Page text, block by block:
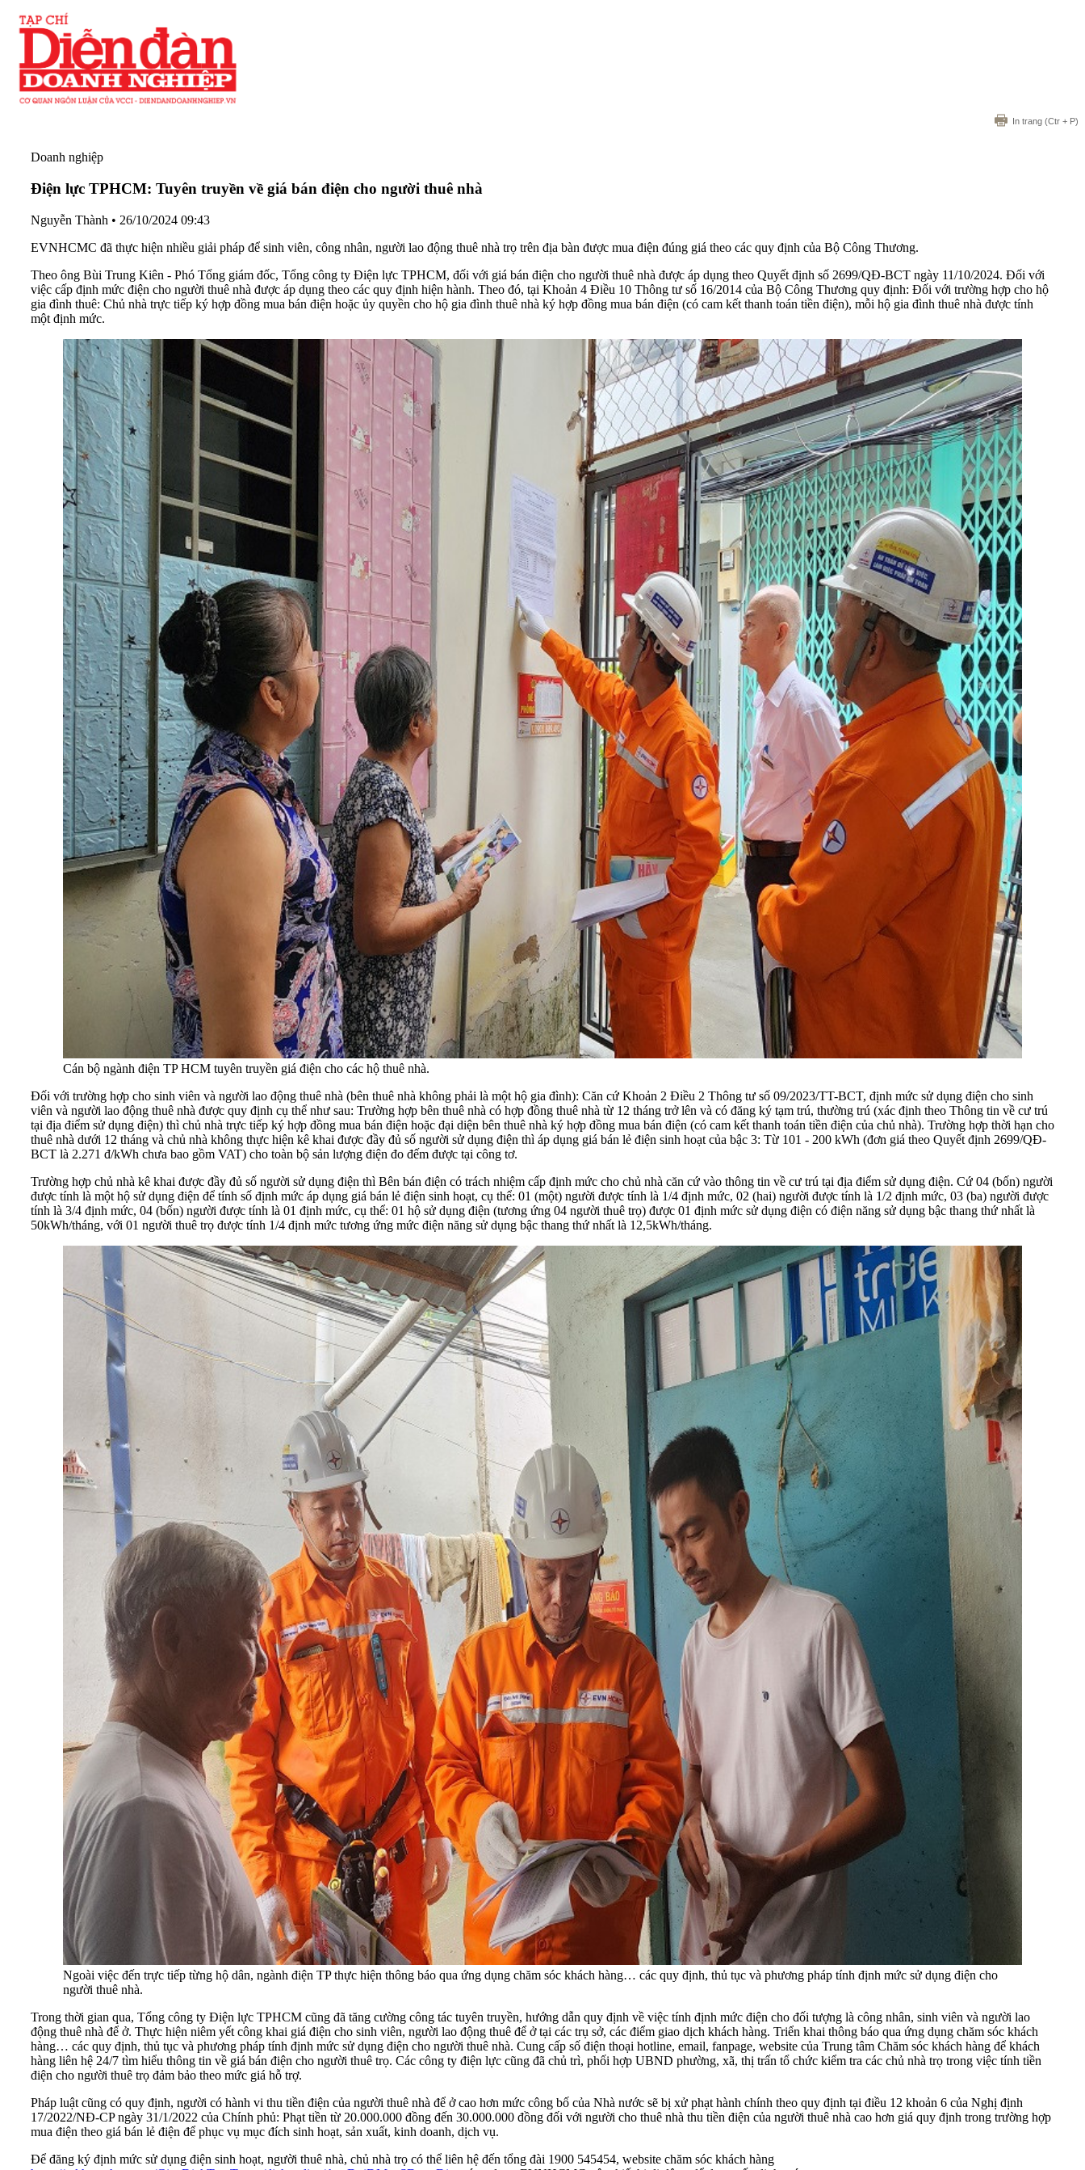
In trang (Ctr + P)
Doanh nghiệp
Điện lực TPHCM: Tuyên truyền về giá bán điện cho người thuê nhà
Nguyễn Thành • 26/10/2024 09:43
EVNHCMC đã thực hiện nhiều giải pháp để sinh viên, công nhân, người lao động thuê nhà trọ trên địa bàn được mua điện đúng giá theo các quy định của Bộ Công Thương.
Theo ông Bùi Trung Kiên - Phó Tổng giám đốc, Tổng công ty Điện lực TPHCM, đối với giá bán điện cho người thuê nhà được áp dụng theo Quyết định số 2699/QĐ-BCT ngày 11/10/2024. Đối với
việc cấp định mức điện cho người thuê nhà được áp dụng theo các quy định hiện hành. Theo đó, tại Khoản 4 Điều 10 Thông tư số 16/2014 của Bộ Công Thương quy định: Đối với trường hợp cho hộ
gia đình thuê: Chủ nhà trực tiếp ký hợp đồng mua bán điện hoặc ủy quyền cho hộ gia đình thuê nhà ký hợp đồng mua bán điện (có cam kết thanh toán tiền điện), mỗi hộ gia đình thuê nhà được tính
một định mức.
Cán bộ ngành điện TP HCM tuyên truyền giá điện cho các hộ thuê nhà.
Đối với trường hợp cho sinh viên và người lao động thuê nhà (bên thuê nhà không phải là một hộ gia đình): Căn cứ Khoản 2 Điều 2 Thông tư số 09/2023/TT-BCT, định mức sử dụng điện cho sinh
viên và người lao động thuê nhà được quy định cụ thể như sau: Trường hợp bên thuê nhà có hợp đồng thuê nhà từ 12 tháng trở lên và có đăng ký tạm trú, thường trú (xác định theo Thông tin về cư trú
tại địa điểm sử dụng điện) thì chủ nhà trực tiếp ký hợp đồng mua bán điện hoặc đại diện bên thuê nhà ký hợp đồng mua bán điện (có cam kết thanh toán tiền điện của chủ nhà). Trường hợp thời hạn cho
thuê nhà dưới 12 tháng và chủ nhà không thực hiện kê khai được đầy đủ số người sử dụng điện thì áp dụng giá bán lẻ điện sinh hoạt của bậc 3: Từ 101 - 200 kWh (đơn giá theo Quyết định 2699/QĐ-
BCT là 2.271 đ/kWh chưa bao gồm VAT) cho toàn bộ sản lượng điện đo đếm được tại công tơ.
Trường hợp chủ nhà kê khai được đầy đủ số người sử dụng điện thì Bên bán điện có trách nhiệm cấp định mức cho chủ nhà căn cứ vào thông tin về cư trú tại địa điểm sử dụng điện. Cứ 04 (bốn) người
được tính là một hộ sử dụng điện để tính số định mức áp dụng giá bán lẻ điện sinh hoạt, cụ thể: 01 (một) người được tính là 1/4 định mức, 02 (hai) người được tính là 1/2 định mức, 03 (ba) người được
tính là 3/4 định mức, 04 (bốn) người được tính là 01 định mức, cụ thể: 01 hộ sử dụng điện (tương ứng 04 người thuê trọ) được 01 định mức sử dụng điện có điện năng sử dụng bậc thang thứ nhất là
50kWh/tháng, với 01 người thuê trọ được tính 1/4 định mức tương ứng mức điện năng sử dụng bậc thang thứ nhất là 12,5kWh/tháng.
Ngoài việc đến trực tiếp từng hộ dân, ngành điện TP thực hiện thông báo qua ứng dụng chăm sóc khách hàng… các quy định, thủ tục và phương pháp tính định mức sử dụng điện cho
người thuê nhà.
Trong thời gian qua, Tổng công ty Điện lực TPHCM cũng đã tăng cường công tác tuyên truyền, hướng dẫn quy định về việc tính định mức điện cho đối tượng là công nhân, sinh viên và người lao
động thuê nhà để ở. Thực hiện niêm yết công khai giá điện cho sinh viên, người lao động thuê để ở tại các trụ sở, các điểm giao dịch khách hàng. Triển khai thông báo qua ứng dụng chăm sóc khách
hàng… các quy định, thủ tục và phương pháp tính định mức sử dụng điện cho người thuê nhà. Cung cấp số điện thoại hotline, email, fanpage, website của Trung tâm Chăm sóc khách hàng để khách
hàng liên hệ 24/7 tìm hiểu thông tin về giá bán điện cho người thuê trọ. Các công ty điện lực cũng đã chủ trì, phối hợp UBND phường, xã, thị trấn tổ chức kiểm tra các chủ nhà trọ trong việc tính tiền
điện cho người thuê trọ đảm bảo theo mức giá hỗ trợ.
Pháp luật cũng có quy định, người có hành vi thu tiền điện của người thuê nhà để ở cao hơn mức công bố của Nhà nước sẽ bị xử phạt hành chính theo quy định tại điều 12 khoản 6 của Nghị định
17/2022/NĐ-CP ngày 31/1/2022 của Chính phủ: Phạt tiền từ 20.000.000 đồng đến 30.000.000 đồng đối với người cho thuê nhà thu tiền điện của người thuê nhà cao hơn giá quy định trong trường hợp
mua điện theo giá bán lẻ điện để phục vụ mục đích sinh hoạt, sản xuất, kinh doanh, dịch vụ.
Để đăng ký định mức sử dụng điện sinh hoạt, người thuê nhà, chủ nhà trọ có thể liên hệ đến tổng đài 1900 545454, website chăm sóc khách hàng